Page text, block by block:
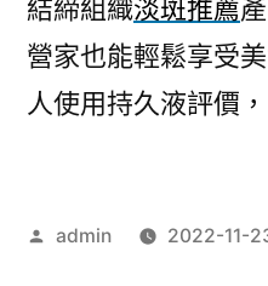
結締組織淡斑推薦
營家也能輕鬆享受
人使用持久液評價，
作
admin 2022-11-